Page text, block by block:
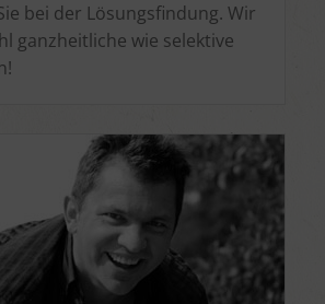
bei der Lösungsfindung. Wir
ganzheitliche wie selektive